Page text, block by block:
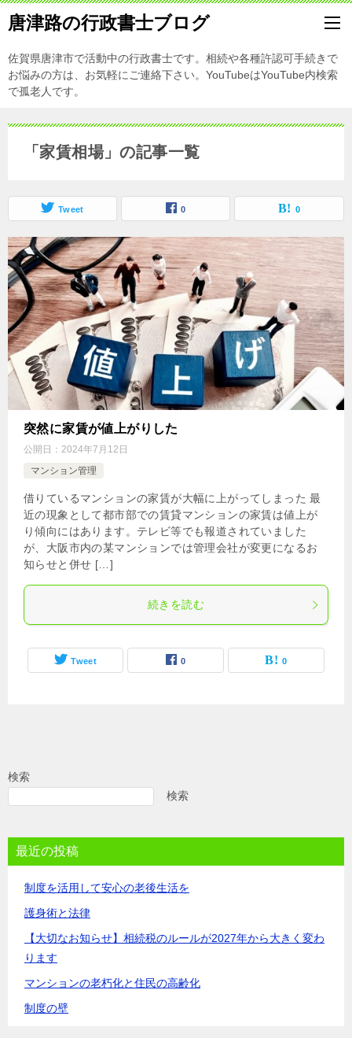
唐津路の行政書士ブログ
佐賀県唐津市で活動中の行政書士です。相続や各種許認可手続きで
お悩みの方は、お気軽にご連絡下さい。YouTubeはYouTube内検索
で孤老人です。
「家賃相場」の記事一覧
Tweet 0 0
突然に家賃が値上がりした
公開日： 2024年7月12日
マンション管理
借りているマンションの家賃が大幅に上がってしまった 最
近の現象として都市部での賃貸マンションの家賃は値上が
り傾向にはあります。テレビ等でも報道されていました
が、大阪市内の某マンションでは管理会社が変更になるお
知らせと併せ […]
続きを読む
Tweet 0 0
検索
検索
最近の投稿
制度を活用して安心の老後生活を
護身術と法律
【大切なお知らせ】相続税のルールが2027年から大きく変わ
ります
マンションの老朽化と住民の高齢化
制度の壁